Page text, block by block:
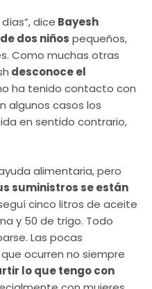
dice Bayesh
dos niños pequeños,
Como muchas otras
desconoce el
ha tenido contacto con
algunos casos los
en sentido contrario,
alimentaria, pero
suministros se están
cinco litros de aceite
y 50 de trigo. Todo
Las pocas
ocurren no siempre
lo que tengo con